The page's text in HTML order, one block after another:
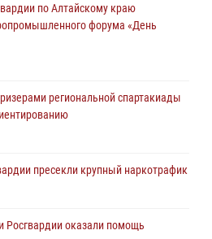
по Алтайскому краю
форума «День
региональной спартакиады
пресекли крупный наркотрафик
Росгвардии оказали помощь